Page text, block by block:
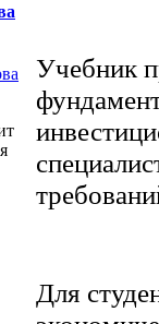
Учебник
Для